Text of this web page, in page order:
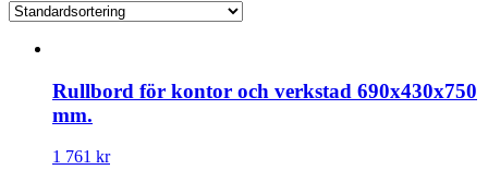
Rullbord för kontor och verkstad 690x430x750
mm.
1 761 kr